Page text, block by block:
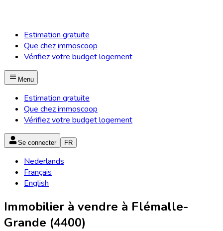
Estimation gratuite
Que chez immoscoop
Vérifiez votre budget logement
Menu
Estimation gratuite
Que chez immoscoop
Vérifiez votre budget logement
Se connecter FR
Nederlands
Français
English
Immobilier à vendre à Flémalle-
Grande (4400)